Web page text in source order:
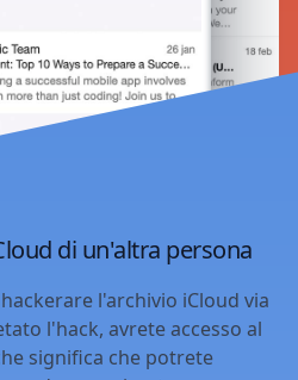
di un'altra persona
l'archivio iCloud via
l'hack, avrete accesso al
significa che potrete